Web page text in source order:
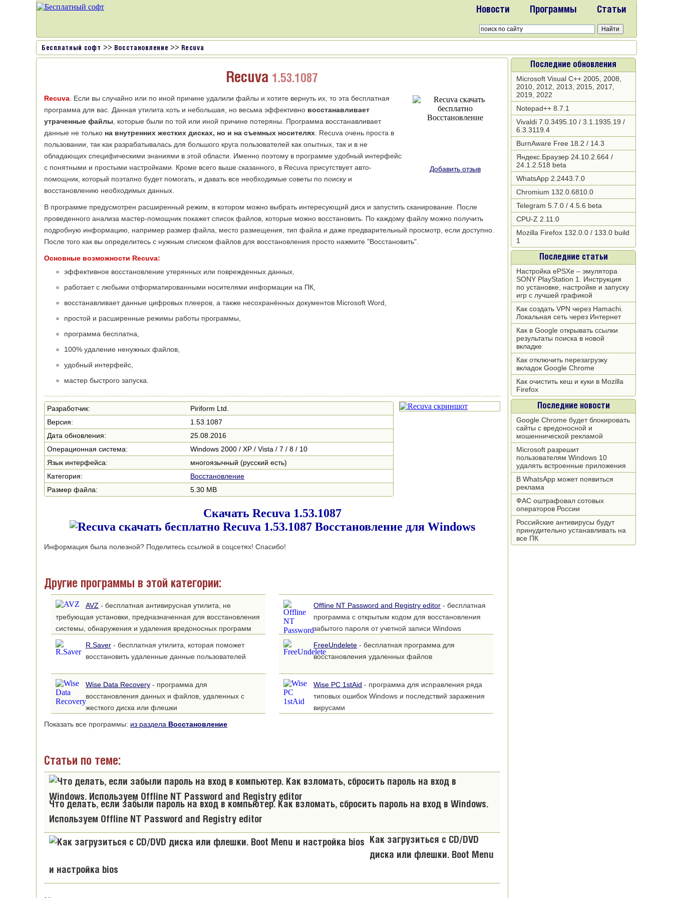
Новости Программы Статьи
Бесплатный софт >> Восстановление >> Recuva
Recuva 1.53.1087
Добавить отзыв
Recuva . Если вы случайно или по иной причине удалили файлы и хотите вернуть их, то эта бесплатная
программа для вас. Данная утилита хоть и небольшая, но весьма эффективно восстанавливает
утраченные файлы , которые были по той или иной причине потеряны. Программа восстанавливает
данные не только на внутренних жестких дисках, но и на съемных носителях . Recuva очень проста в
пользовании, так как разрабатывалась для большого круга пользователей как опытных, так и в не
обладающих специфическими знаниями в этой области. Именно поэтому в программе удобный интерфейс
с понятными и простыми настройками. Кроме всего выше сказанного, в Recuva присутствует авто-
помощник, который поэтапно будет помогать, и давать все необходимые советы по поиску и
восстановлению необходимых данных.
В программе предусмотрен расширенный режим, в котором можно выбрать интересующий диск и запустить сканирование. После
проведенного анализа мастер-помощник покажет список файлов, которые можно восстановить. По каждому файлу можно получить
подробную информацию, например размер файла, место размещения, тип файла и даже предварительный просмотр, если доступно.
После того как вы определитесь с нужным списком файлов для восстановления просто нажмите "Восстановить".
Основные возможности Recuva:
эффективное восстановление утерянных или поврежденных данных,
работает с любыми отформатированными носителями информации на ПК,
восстанавливает данные цифровых плееров, а также несохранённых документов Microsoft Word,
простой и расширенные режимы работы программы,
программа бесплатна,
100% удаление ненужных файлов,
удобный интерфейс,
мастер быстрого запуска.
Разработчик:
Piriform Ltd.
Версия:
1.53.1087
Дата обновления:
25.08.2016
Операционная система:
Windows 2000 / XP / Vista / 7 / 8 / 10
Язык интерфейса:
многоязычный (русский есть)
Категория:
Восстановление
Размер файла:
5.30 MB
Скачать Recuva 1.53.1087
Информация была полезной? Поделитесь ссылкой в соцсетях! Спасибо!
Другие программы в этой категории:
AVZ - бесплатная антивирусная утилита, не
требующая установки, предназначенная для восстановления
системы, обнаружения и удаления вредоносных программ
Offline NT Password and Registry editor - бесплатная
программа с открытым кодом для восстановления
забытого пароля от учетной записи Windows
R.Saver- бесплатная утилита, которая поможет
восстановить удаленные данные пользователей
FreeUndelete - бесплатная программа для
восстановления удаленных файлов
Wise Data Recovery- программа для
восстановления данных и файлов, удаленных с
жесткого диска или флешки
Wise PC 1stAid - программа для исправления ряда
типовых ошибок Windows и последствий заражения
вирусами
Показать все программы: из раздела Восстановление
Статьи по теме:
Что делать, если забыли пароль на вход в компьютер. Как взломать, сбросить пароль на вход в Windows.
Используем Offline NT Password and Registry editor
Как загрузиться с CD/DVD
диска или флешки. Boot Menu
и настройка bios
Последние обновления
Microsoft Visual C++ 2005, 2008,
2010, 2012, 2013, 2015, 2017,
2019, 2022
Notepad++ 8.7.1
Vivaldi 7.0.3495.10 / 3.1.1935.19 /
6.3.3119.4
BurnAware Free 18.2 / 14.3
Яндекс.Браузер 24.10.2.664 /
24.1.2.518 beta
WhatsApp 2.2443.7.0
Chromium 132.0.6810.0
Telegram 5.7.0 / 4.5.6 beta
CPU-Z 2.11.0
Mozilla Firefox 132.0.0 / 133.0 build
1
Последние статьи
Настройка ePSXe – эмулятора
SONY PlayStation 1. Инструкция
по установке, настройке и запуску
игр с лучшей графикой
Как создать VPN через Hamachi.
Локальная сеть через Интернет
Как в Google открывать ссылки
результаты поиска в новой
вкладке
Как отключить перезагрузку
вкладок Google Chrome
Как очистить кеш и куки в Mozilla
Firefox
Последние новости
Google Chrome будет блокировать
сайты с вредоносной и
мошеннической рекламой
Microsoft разрешит
пользователям Windows 10
удалять встроенные приложения
В WhatsApp может появиться
реклама
ФАС оштрафовал сотовых
операторов России
Российские антивирусы будут
принудительно устанавливать на
все ПК